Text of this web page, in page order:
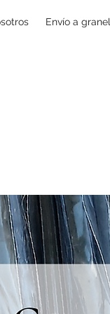
Envío a granel